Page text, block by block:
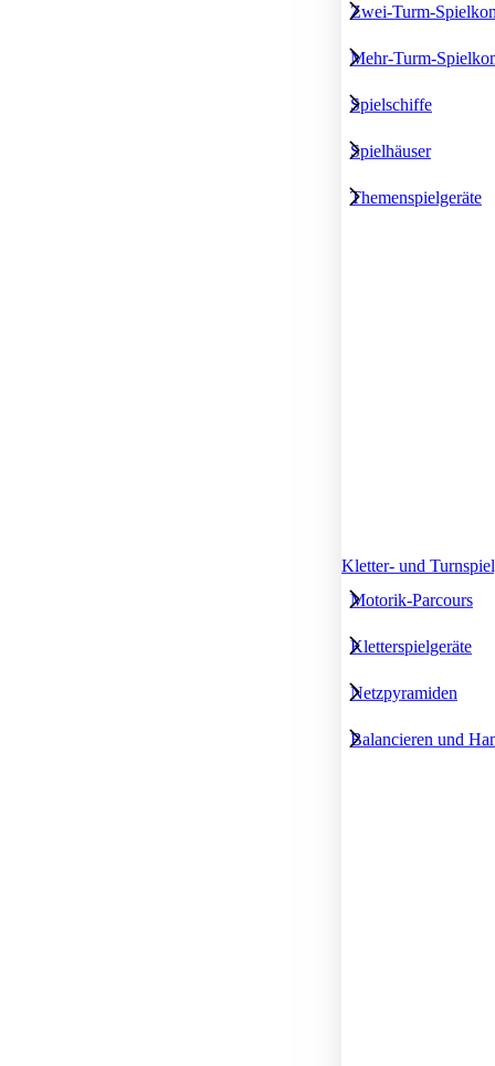
Zwei-Turm-
Mehr-Turm-
Spielschiffe
Spielhäuser
Themenspielgeräte
Kletter- und
Motorik-Parcours
Kletterspielgeräte
Netzpyramiden
Balancieren und